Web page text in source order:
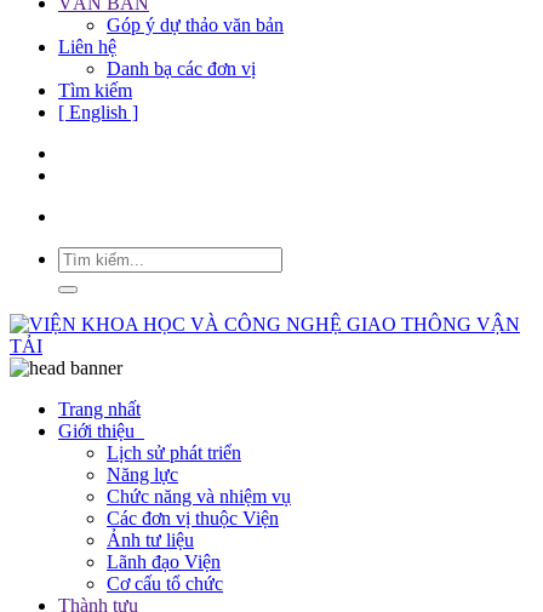
Góp ý dự thảo văn bản
Liên hệ
Danh bạ các đơn vị
Tìm kiếm
[ English ]
Trang nhất
Giới thiệu
Lịch sử phát triển
Năng lực
Chức năng và nhiệm vụ
Các đơn vị thuộc Viện
Ảnh tư liệu
Lãnh đạo Viện
Cơ cấu tổ chức
Thành tựu